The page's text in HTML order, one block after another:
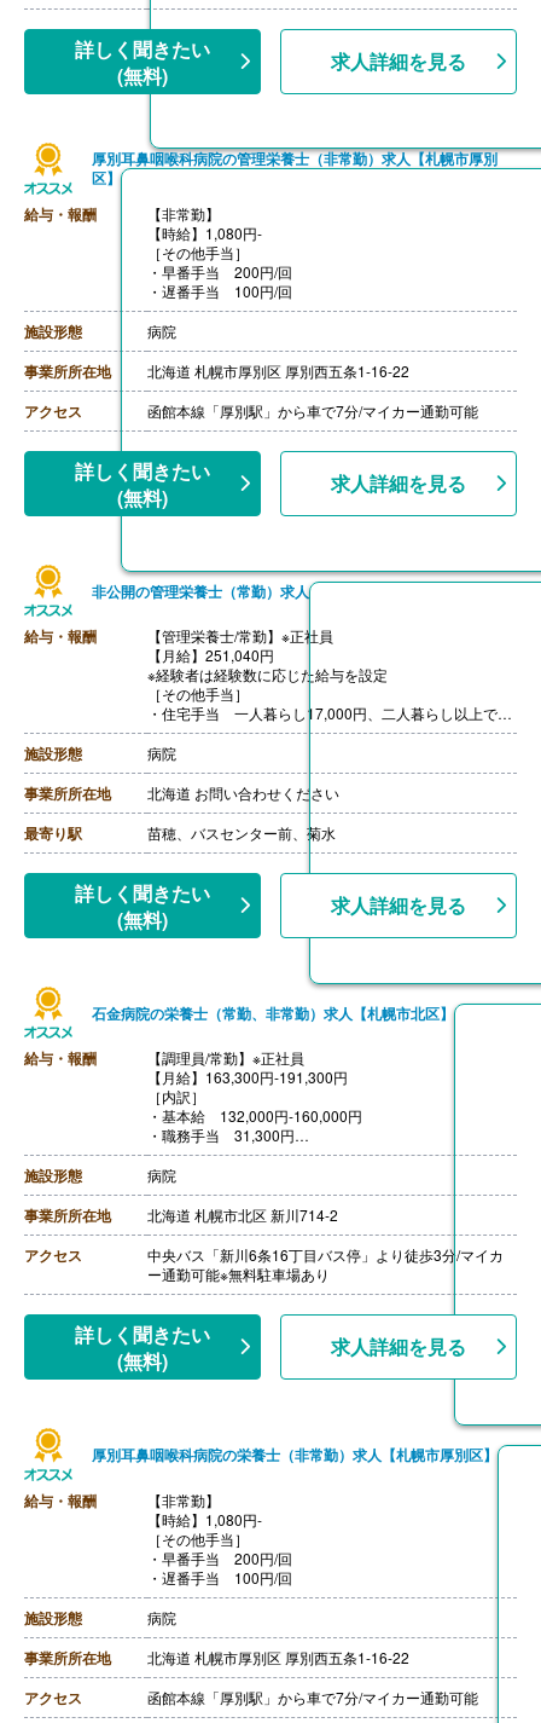
詳しく聞きたい
(無料)
求人詳細を見る
厚別耳鼻咽喉科病院の管理栄養士（非常勤）求人【札幌市厚別
区】
給与・報酬
【非常勤】
【時給】1,080円-
［その他手当］
・早番手当 200円/回
・遅番手当 100円/回
施設形態 病院
事業所所在地 北海道 札幌市厚別区 厚別西五条1-16-22
アクセス 函館本線「厚別駅」から車で7分/マイカー通勤可能
詳しく聞きたい
(無料)
求人詳細を見る
非公開の管理栄養士（常勤）求人
給与・報酬
【管理栄養士/常勤】※正社員
【月給】251,040円
※経験者は経験数に応じた給与を設定
［その他手当］
・住宅手当 一人暮らし17,000円、二人暮らし以上で本
人名義の場合18,500円
・扶養手当
【賞与】あり（計4.30ヶ月分）※前年度実績、初年度減
額あり
【通勤手当】あり（公共交通機関：定期乗車券相当額
（月額）実費支給（2km以上）、自動車通勤許可者：本
会自動車通勤管理基準により支給）
施設形態 病院
事業所所在地 北海道 お問い合わせください
最寄り駅 苗穂、バスセンター前、菊水
詳しく聞きたい
(無料)
求人詳細を見る
石金病院の栄養士（常勤、非常勤）求人【札幌市北区】
給与・報酬
【調理員/常勤】※正社員
【月給】163,300円-191,300円
［内訳］
・基本給 132,000円-160,000円
・職務手当 31,300円
［その他手当］
・早出手当 1,000円/回
【賞与】年2回（計2.60ヶ月分）※前年度実績
【通勤手当】あり（上限20,000円/月）
【昇給】あり（1月あたり1,000円-10,000円）※前年度実
績
【退職金】あり※勤続2年以上、共済加入
【調理員/非常勤】
【時給】1,100円-1,500円
【賞与】なし
【通勤手当】あり（上限20,000円/月）
【昇給】あり
施設形態 病院
事業所所在地 北海道 札幌市北区 新川714-2
アクセス
中央バス「新川6条16丁目バス停」より徒歩3分/マイカ
ー通勤可能※無料駐車場あり
詳しく聞きたい
(無料)
求人詳細を見る
厚別耳鼻咽喉科病院の栄養士（非常勤）求人【札幌市厚別区】
給与・報酬
【非常勤】
【時給】1,080円-
［その他手当］
・早番手当 200円/回
・遅番手当 100円/回
施設形態 病院
事業所所在地 北海道 札幌市厚別区 厚別西五条1-16-22
アクセス 函館本線「厚別駅」から車で7分/マイカー通勤可能